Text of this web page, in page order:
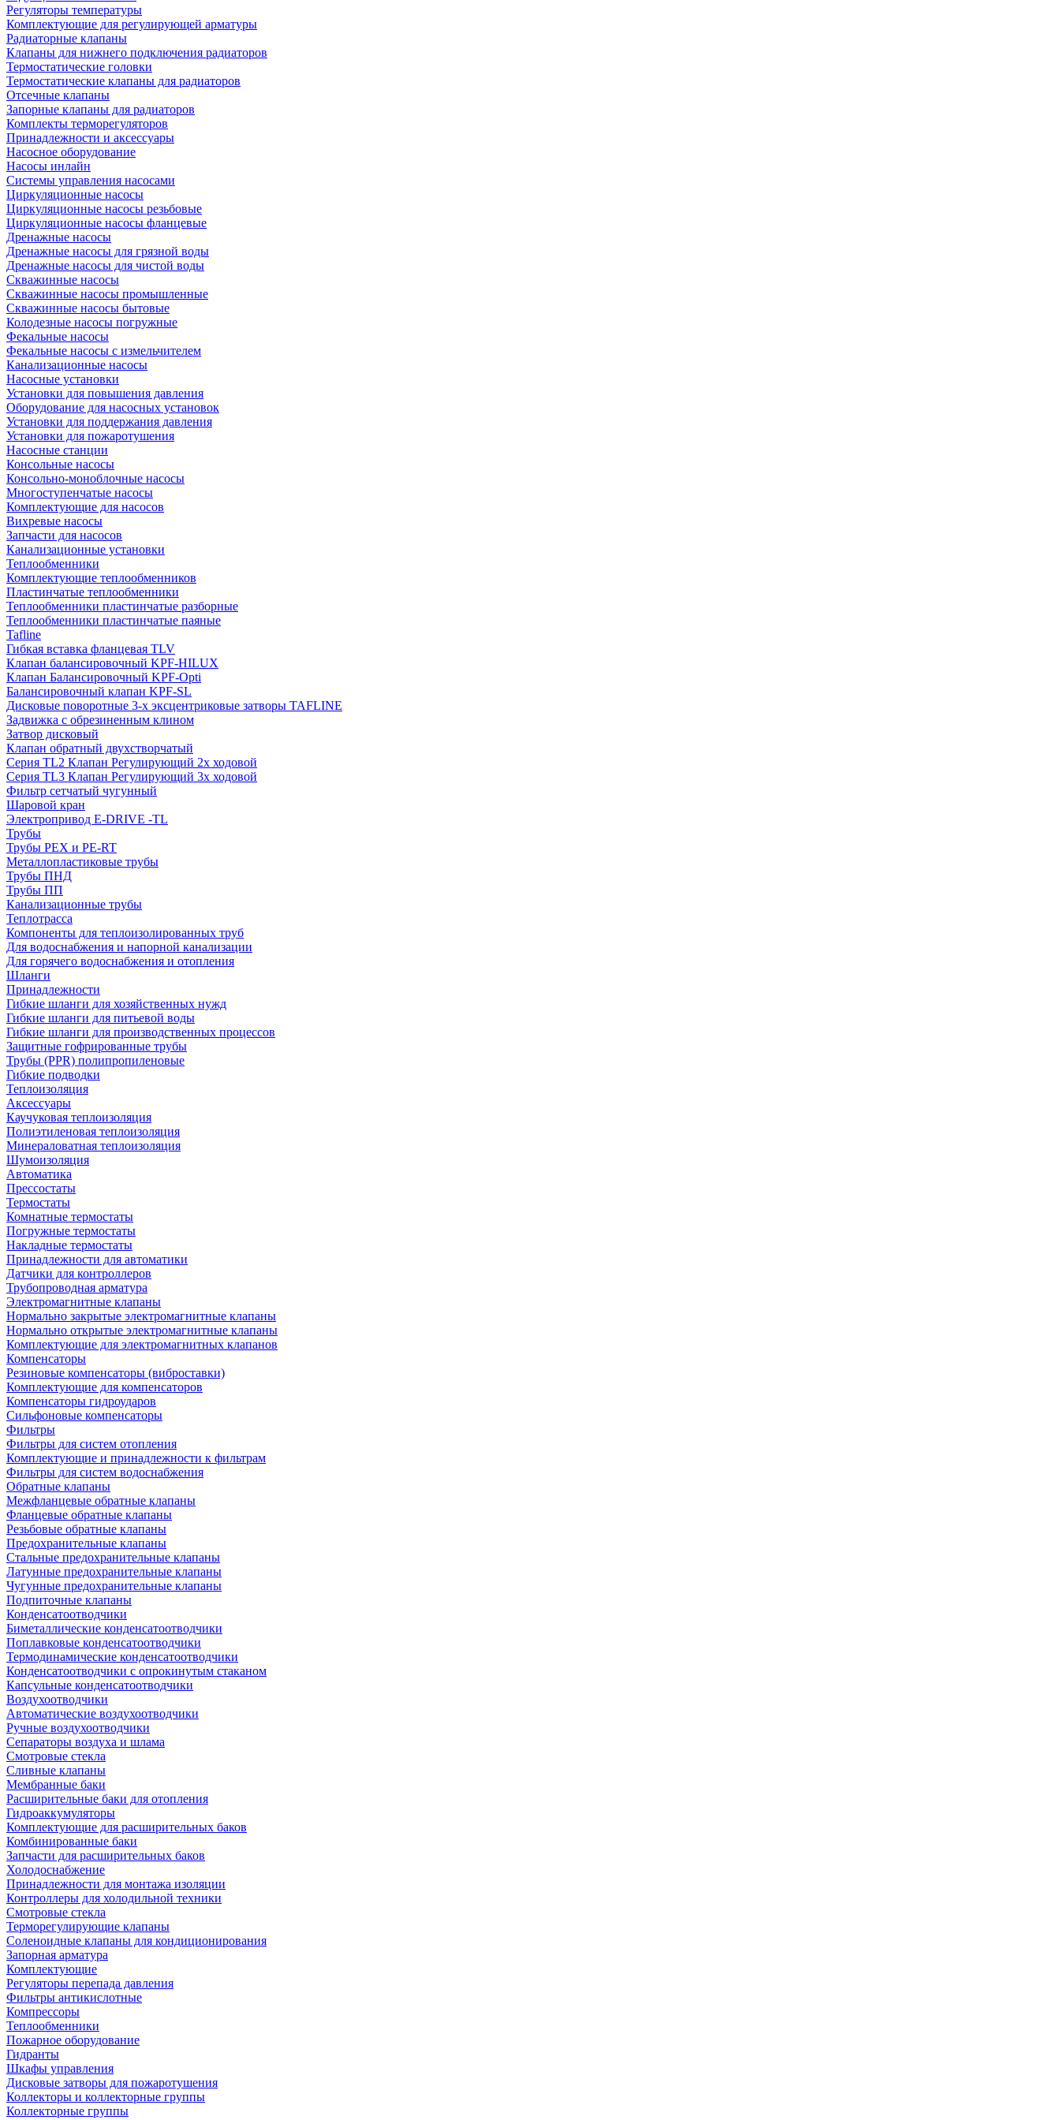
Регуляторы температуры
Комплектующие для регулирующей арматуры
Радиаторные клапаны
Клапаны для нижнего подключения радиаторов
Термостатические головки
Термостатические клапаны для радиаторов
Отсечные клапаны
Запорные клапаны для радиаторов
Комплекты терморегуляторов
Принадлежности и аксессуары
Насосное оборудование
Насосы инлайн
Системы управления насосами
Циркуляционные насосы
Циркуляционные насосы резьбовые
Циркуляционные насосы фланцевые
Дренажные насосы
Дренажные насосы для грязной воды
Дренажные насосы для чистой воды
Скважинные насосы
Скважинные насосы промышленные
Скважинные насосы бытовые
Колодезные насосы погружные
Фекальные насосы
Фекальные насосы с измельчителем
Канализационные насосы
Насосные установки
Установки для повышения давления
Оборудование для насосных установок
Установки для поддержания давления
Установки для пожаротушения
Насосные станции
Консольные насосы
Консольно-моноблочные насосы
Многоступенчатые насосы
Комплектующие для насосов
Вихревые насосы
Запчасти для насосов
Канализационные установки
Теплообменники
Комплектующие теплообменников
Пластинчатые теплообменники
Теплообменники пластинчатые разборные
Теплообменники пластинчатые паяные
Tafline
Гибкая вставка фланцевая TLV
Клапан балансировочный KPF-HILUX
Клапан Балансировочный KPF-Opti
Балансировочный клапан KPF-SL
Дисковые поворотные 3-х эксцентриковые затворы TAFLINE
Задвижка с обрезиненным клином
Затвор дисковый
Клапан обратный двухстворчатый
Серия TL2 Клапан Регулирующий 2х ходовой
Серия TL3 Клапан Регулирующий 3х ходовой
Фильтр сетчатый чугунный
Шаровой кран
Электропривод E-DRIVE -TL
Трубы
Трубы PEX и PE-RT
Металлопластиковые трубы
Трубы ПНД
Трубы ПП
Канализационные трубы
Теплотрасса
Компоненты для теплоизолированных труб
Для водоснабжения и напорной канализации
Для горячего водоснабжения и отопления
Шланги
Принадлежности
Гибкие шланги для хозяйственных нужд
Гибкие шланги для питьевой воды
Гибкие шланги для производственных процессов
Защитные гофрированные трубы
Трубы (РРR) полипропиленовые
Гибкие подводки
Теплоизоляция
Аксессуары
Каучуковая теплоизоляция
Полиэтиленовая теплоизоляция
Минераловатная теплоизоляция
Шумоизоляция
Автоматика
Прессостаты
Термостаты
Комнатные термостаты
Погружные термостаты
Накладные термостаты
Принадлежности для автоматики
Датчики для контроллеров
Трубопроводная арматура
Электромагнитные клапаны
Нормально закрытые электромагнитные клапаны
Нормально открытые электромагнитные клапаны
Комплектующие для электромагнитных клапанов
Компенсаторы
Резиновые компенсаторы (виброставки)
Комплектующие для компенсаторов
Компенсаторы гидроударов
Сильфоновые компенсаторы
Фильтры
Фильтры для систем отопления
Комплектующие и принадлежности к фильтрам
Фильтры для систем водоснабжения
Обратные клапаны
Межфланцевые обратные клапаны
Фланцевые обратные клапаны
Резьбовые обратные клапаны
Предохранительные клапаны
Стальные предохранительные клапаны
Латунные предохранительные клапаны
Чугунные предохранительные клапаны
Подпиточные клапаны
Конденсатоотводчики
Биметаллические конденсатоотводчики
Поплавковые конденсатоотводчики
Термодинамические конденсатоотводчики
Конденсатоотводчики с опрокинутым стаканом
Капсульные конденсатоотводчики
Воздухоотводчики
Автоматические воздухоотводчики
Ручные воздухоотводчики
Сепараторы воздуха и шлама
Смотровые стекла
Сливные клапаны
Мембранные баки
Расширительные баки для отопления
Гидроаккумуляторы
Комплектующие для расширительных баков
Комбинированные баки
Запчасти для расширительных баков
Холодоснабжение
Принадлежности для монтажа изоляции
Контроллеры для холодильной техники
Смотровые стекла
Терморегулирующие клапаны
Соленоидные клапаны для кондиционирования
Запорная арматура
Комплектующие
Регуляторы перепада давления
Фильтры антикислотные
Компрессоры
Теплообменники
Пожарное оборудование
Гидранты
Шкафы управления
Дисковые затворы для пожаротушения
Коллекторы и коллекторные группы
Коллекторные группы